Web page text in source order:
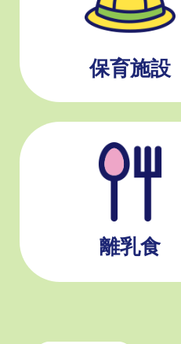
保育施設
離乳食